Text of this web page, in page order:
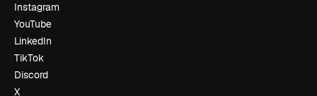
Instagram
YouTube
LinkedIn
TikTok
Discord
X